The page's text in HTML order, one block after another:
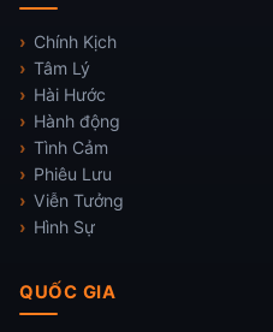
Chính Kịch
Tâm Lý
Hài Hước
Hành động
Tình Cảm
Phiêu Lưu
Viễn Tưởng
Hình Sự
QUỐC GIA